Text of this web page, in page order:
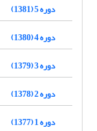
دوره 5 (1381)
دوره 4 (1380)
دوره 3 (1379)
دوره 2 (1378)
دوره 1 (1377)